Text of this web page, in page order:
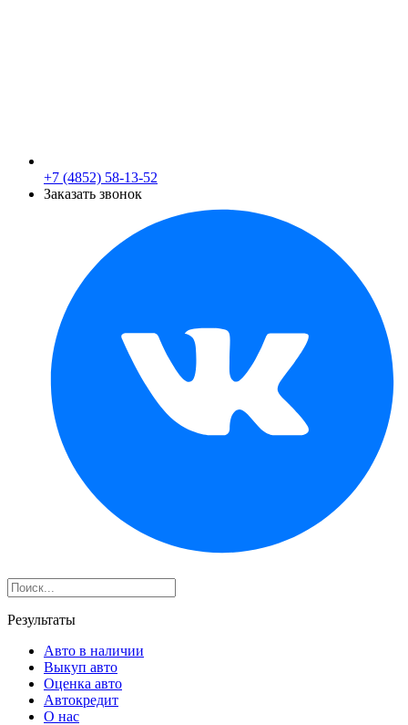
+7 (4852) 58-13-52
Заказать звонок
Результаты
Авто в наличии
Выкуп авто
Оценка авто
Автокредит
О нас